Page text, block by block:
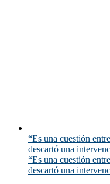
“Es una cuestión
descartó una
“Es una cuestión
descartó una